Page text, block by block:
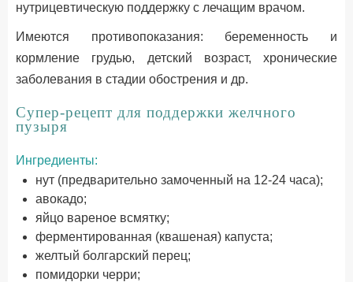
нутрицевтическую поддержку с лечащим врачом.
Имеются противопоказания: беременность и
кормление грудью, детский возраст, хронические
заболевания в стадии обострения и др.
Супер-рецепт для поддержки желчного
пузыря
Ингредиенты:
нут (предварительно замоченный на 12-24 часа);
авокадо;
яйцо вареное всмятку;
ферментированная (квашеная) капуста;
желтый болгарский перец;
помидорки черри;